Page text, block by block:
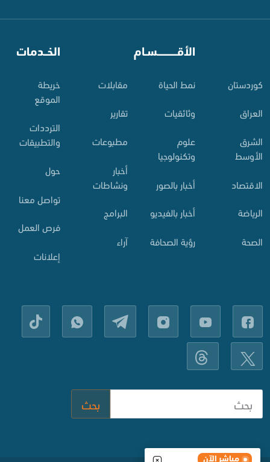
مباشر الآن
کوردستان
العراق
الشرق
الأوسط
الاقتصاد
الرياضة
الصحة
الأقـــــــــــسـام
نمط الحياة
وثائقيات
علوم
وتكنولوجيا
أخبار بالصور
أخبار بالفيديو
رؤية الصحافة
مقابلات
تقارير
مطبوعات
أخبار
ونشاطات
البرامج
آراء
الخــدمات
خريطة
الموقع
الترددات
والتطبيقات
حول
تواصل معنا
فرص العمل
إعلانات
بحث